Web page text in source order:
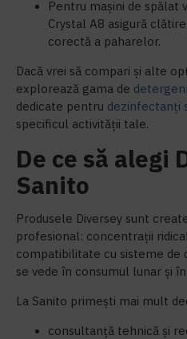
Pentru mașini de spălat
Crystal A8 asigură
corectă a paharelor.
Dacă vrei să compari și alte
explorează gama de
dedicate pentru dezinfectanți
specificul activității tale.
De ce să alegi
Sanito
Produsele Diversey sunt
profesional: concentrații
compatibilitate cu sisteme de
se vede în consumul lunar și
La Sanito primești mai mult
consultanță tehnică și